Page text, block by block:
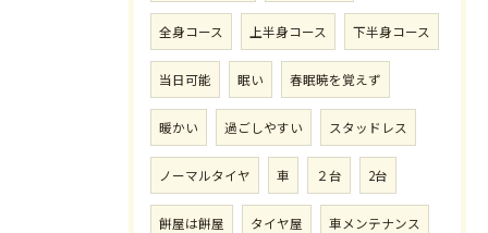
全身コース 上半身コース 下半身コース
当日可能 眠い 春眠暁を覚えず
暖かい 過ごしやすい スタッドレス
ノーマルタイヤ 車 ２台 2台
餅屋は餅屋 タイヤ屋 車メンテナンス